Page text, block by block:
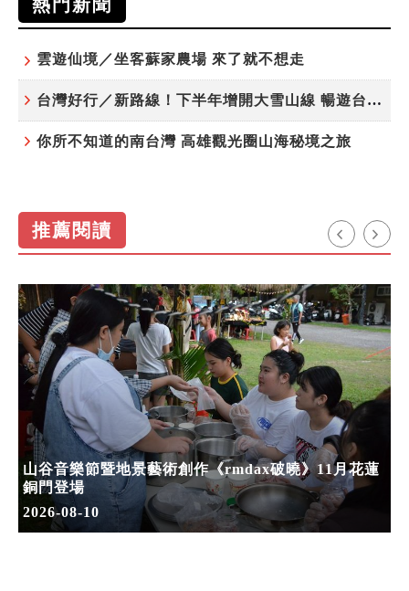
熱門新聞
雲遊仙境／坐客蘇家農場 來了就不想走
台灣好行／新路線！下半年增開大雪山線 暢遊台中更便利
你所不知道的南台灣 高雄觀光圈山海秘境之旅
推薦閱讀
山谷音樂節暨地景藝術創作《rmdax破曉》11月花蓮
銅門登場
2026-08-10